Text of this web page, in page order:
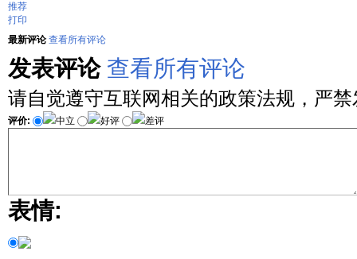
推荐
打印
最新评论 查看所有评论
发表评论 查看所有评论
请自觉遵守互联网相关的政策法规，严
评价: 中立 好评 差评
表情: